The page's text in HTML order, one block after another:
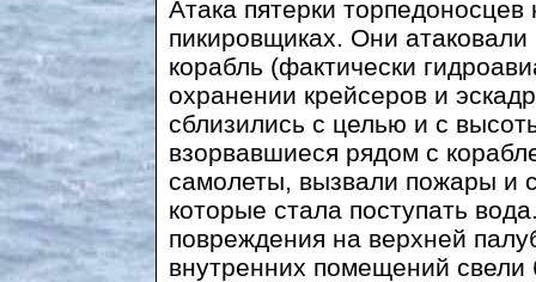
Атака пятерки торпедоносцев
пикировщиках. Они
корабль (фактически
охранении крейсеров и
сблизились с целью и с
взорвавшиеся рядом с
самолеты, вызвали пожары и
которые стала поступать
повреждения на верхней
внутренних помещений свели